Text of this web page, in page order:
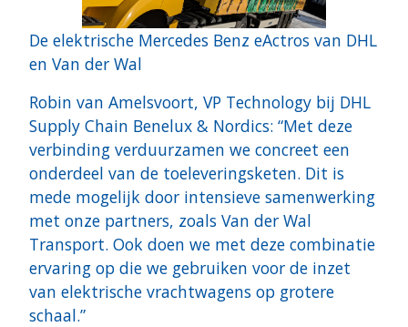
De elektrische Mercedes Benz eActros van DHL
en Van der Wal
Robin van Amelsvoort, VP Technology bij DHL
Supply Chain Benelux & Nordics: “Met deze
verbinding verduurzamen we concreet een
onderdeel van de toeleveringsketen. Dit is
mede mogelijk door intensieve samenwerking
met onze partners, zoals Van der Wal
Transport. Ook doen we met deze combinatie
ervaring op die we gebruiken voor de inzet
van elektrische vrachtwagens op grotere
schaal.”